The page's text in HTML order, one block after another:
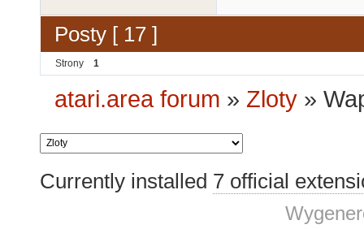
Posty [ 17 ]
Strony 1
atari.area forum » Zloty »
Currently installed 7 official